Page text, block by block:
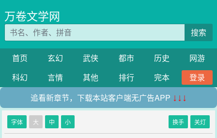
万卷文学网
搜索
首页 玄幻 武侠 都市 历史
网游
科幻
言情 其他 排行 完本
登录
追看新章节，下载本站客户端无广告APP ↓↓↓
字体 大 中 小 换手 关灯